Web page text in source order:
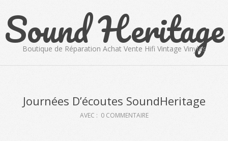
content
Sound Heritage
Boutique de Réparation Achat Vente Hifi Vintage Vinyles
Journées D’écoutes SoundHeritage
AVEC : 0 COMMENTAIRE